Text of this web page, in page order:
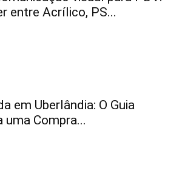
entre Acrílico, PS...
em Uberlândia: O Guia
uma Compra...